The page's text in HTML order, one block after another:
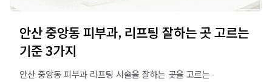
안산 중앙동 피부과, 리프팅 잘하는 곳 고르는
기준 3가지
안산 중앙동 피부과 리프팅 시술을 잘하는 곳을 고르는